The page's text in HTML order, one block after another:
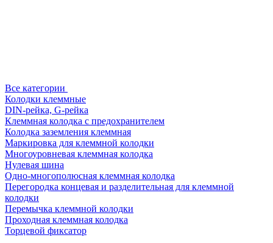
Все категории
Колодки клеммные
DIN-рейка, G-рейка
Клеммная колодка с предохранителем
Колодка заземления клеммная
Маркировка для клеммной колодки
Многоуровневая клеммная колодка
Нулевая шина
Одно-многополюсная клеммная колодка
Перегородка концевая и разделительная для клеммной
колодки
Перемычка клеммной колодки
Проходная клеммная колодка
Торцевой фиксатор